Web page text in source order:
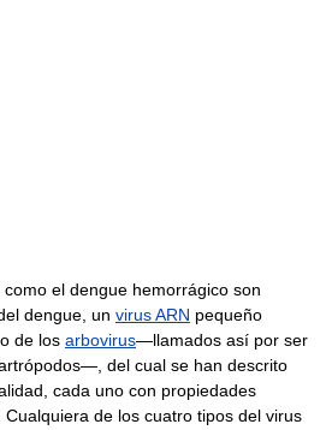
el dengue hemorrágico son
dengue, un virus ARN pequeño
de los arbovirus—llamados así por ser
del cual se han descrito
cada uno con propiedades
Cualquiera de los cuatro tipos del virus